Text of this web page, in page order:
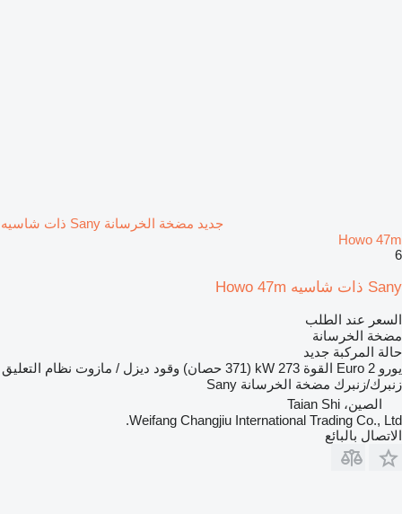
جديد مضخة الخرسانة Sany ذات شاسيه
Howo 47m
6
Sany ذات شاسيه Howo 47m
السعر عند الطلب
مضخة الخرسانة
حالة المركبة جديد
يورو Euro 2 القوة 273 kW (371 حصان) وقود ديزل / مازوت نظام التعليق
زنبرك/زنبرك مضخة الخرسانة Sany
الصين، Taian Shi
Weifang Changjiu International Trading Co., Ltd.
الاتصال بالبائع